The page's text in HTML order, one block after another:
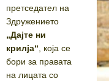
претседател на
Здружението
„Дајте ни
крилја“ , која се
бори за правата
на лицата со